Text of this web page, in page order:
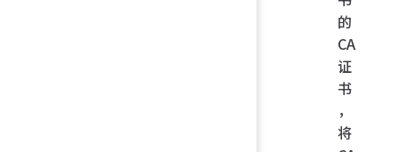
的
CA
证
书
，
将